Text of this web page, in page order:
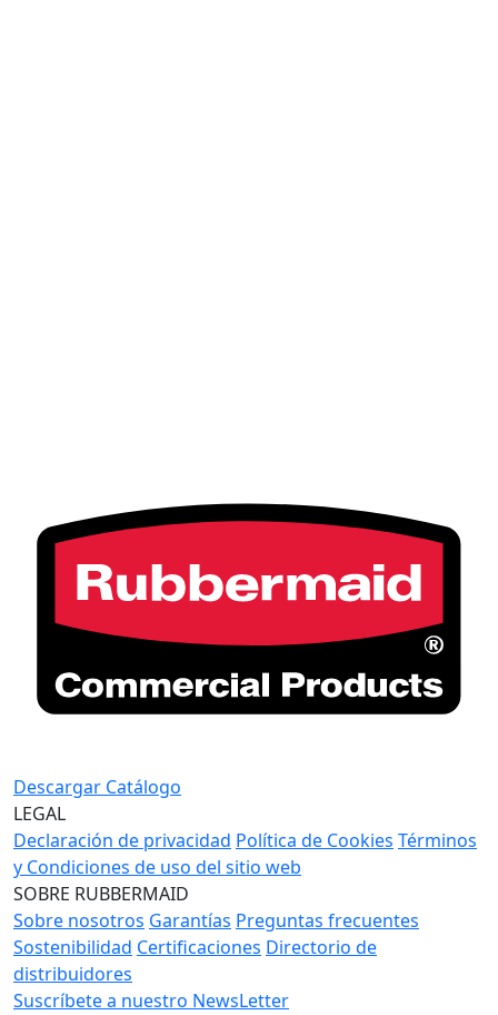
Descargar Catálogo
LEGAL
Declaración de privacidad Política de Cookies Términos
y Condiciones de uso del sitio web
SOBRE RUBBERMAID
Sobre nosotros Garantías Preguntas frecuentes
Sostenibilidad Certificaciones Directorio de
distribuidores
Suscríbete a nuestro NewsLetter